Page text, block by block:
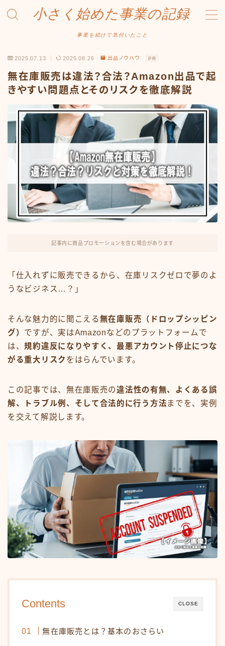
小さく始めた事業の記録
事業を続けて気付いたこと
Amazonせどり
トラブル事例
出品ノウハウ
フリマ物販
Yahoo出品
メルカリ販売
投資・株
2025.07.13 2025.08.26 出品ノウハウ PR
無在庫販売は違法？合法？Amazon出品で起
きやすい問題点とそのリスクを徹底解説
記事内に商品プロモーションを含む場合があります
「仕入れずに販売できるから、在庫リスクゼロで夢のよ
うなビジネス…？」
そんな魅力的に聞こえる無在庫販売（ドロップシッピン
グ） ですが、実はAmazonなどのプラットフォームで
は、規約違反になりやすく、最悪アカウント停止につな
がる重大リスク をはらんでいます。
この記事では、無在庫販売の違法性の有無、よくある誤
解、トラブル例、そして合法的に行う方法までを、実例
を交えて解説します。
CLOSE
Contents
無在庫販売とは？基本のおさらい